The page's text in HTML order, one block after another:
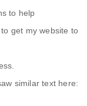
to help
get my website to
similar text here: